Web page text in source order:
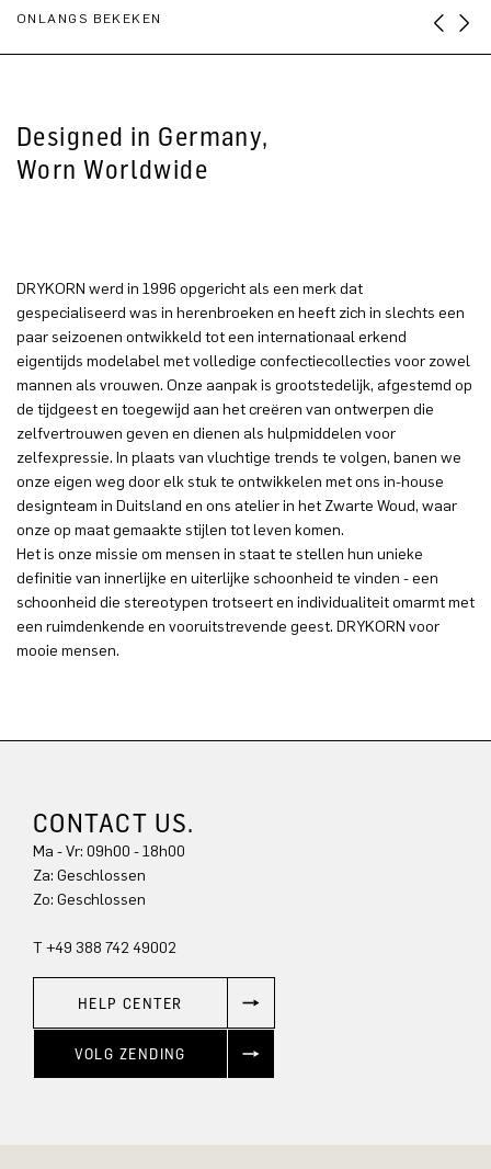
ONLANGS BEKEKEN
Designed in Germany,
Worn Worldwide
DRYKORN werd in 1996 opgericht als een merk dat
gespecialiseerd was in herenbroeken en heeft zich in slechts een
paar seizoenen ontwikkeld tot een internationaal erkend
eigentijds modelabel met volledige confectiecollecties voor zowel
mannen als vrouwen. Onze aanpak is grootstedelijk, afgestemd op
de tijdgeest en toegewijd aan het creëren van ontwerpen die
zelfvertrouwen geven en dienen als hulpmiddelen voor
zelfexpressie. In plaats van vluchtige trends te volgen, banen we
onze eigen weg door elk stuk te ontwikkelen met ons in-house
designteam in Duitsland en ons atelier in het Zwarte Woud, waar
onze op maat gemaakte stijlen tot leven komen.
Het is onze missie om mensen in staat te stellen hun unieke
definitie van innerlijke en uiterlijke schoonheid te vinden - een
schoonheid die stereotypen trotseert en individualiteit omarmt met
een ruimdenkende en vooruitstrevende geest. DRYKORN voor
mooie mensen.
CONTACT US.
Ma - Vr: 09h00 - 18h00
Za: Geschlossen
Zo: Geschlossen
T +49 388 742 49002
HELP CENTER
VOLG ZENDING